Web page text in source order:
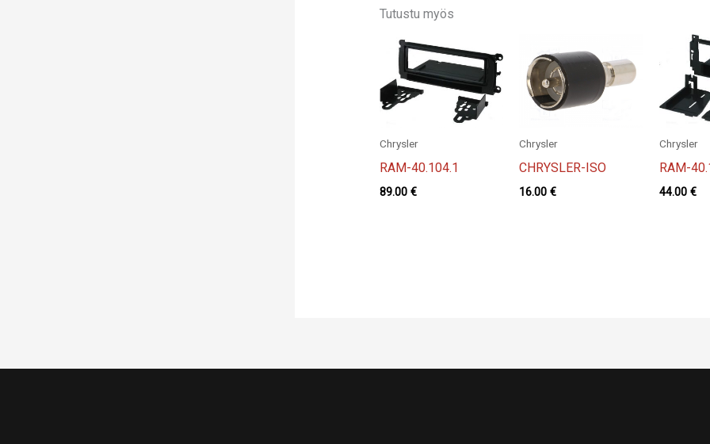
Tutustu myös
Chrysler
RAM-40.104.1
89.00 €
Chrysler
CHRYSLER-ISO
16.00€
Chrysler
RAM-
44.00 €